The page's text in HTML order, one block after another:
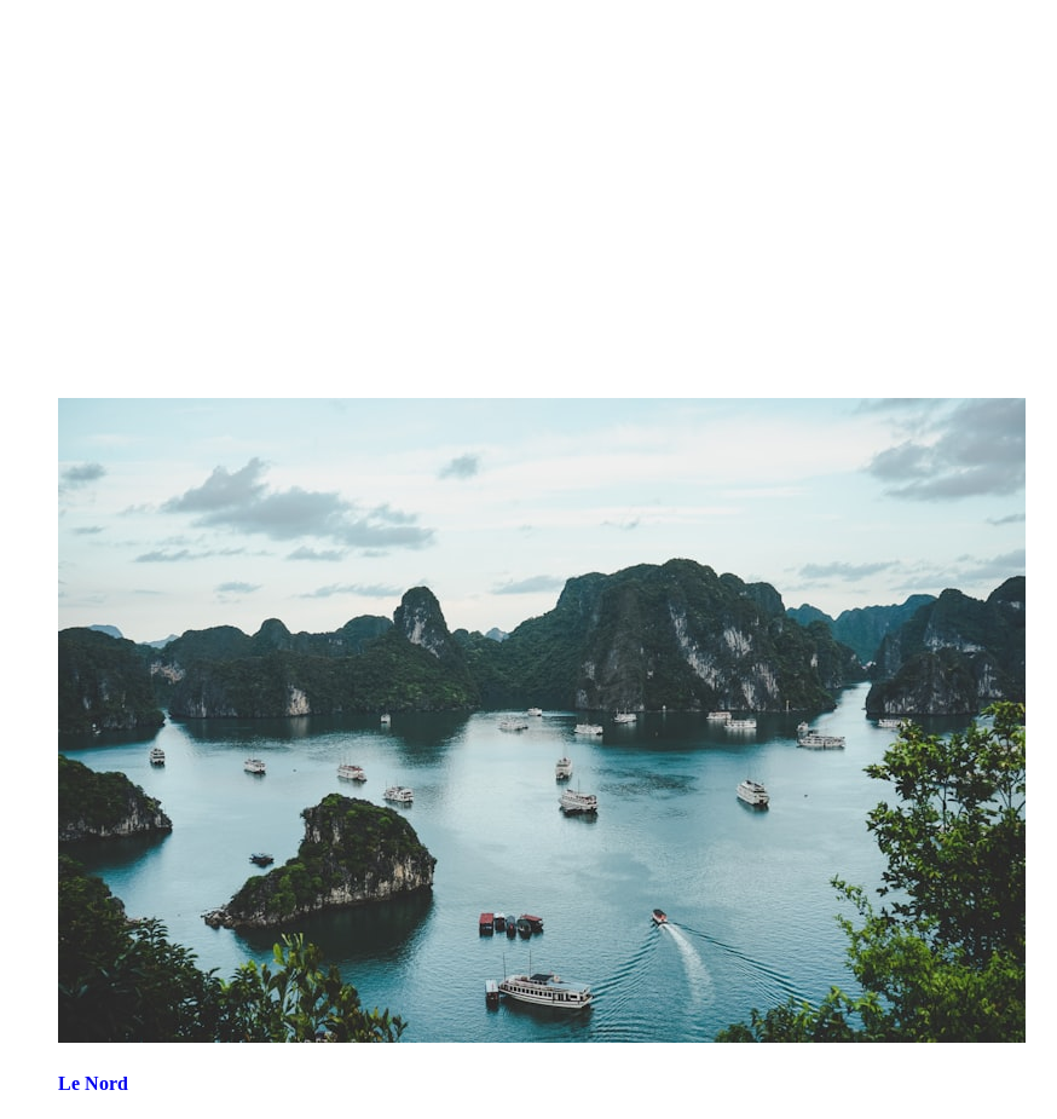
Le Nord